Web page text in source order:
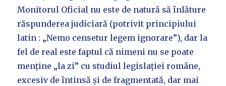
Monitorul Oficial nu este de natură să înlăture
răspunderea judiciară (potrivit principiului
latin : „Nemo censetur legem ignorare”), dar la
fel de real este faptul că nimeni nu se poate
menține „la zi” cu studiul legislației române,
excesiv de întinsă și de fragmentată, dar mai